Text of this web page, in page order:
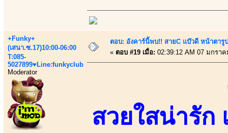
+Funky+
(เสนา.ซ.17)10:00-06:00
T:085-
5027899♥Line:funkyclub
Moderator
ตอบ: อังคาร์นี้พบ!! สายC แบ๊วดี หน้าตารู
« ตอบ #19 เมื่อ: 02:39:12 AM 07 มกรา
สวยใสน่ารัก